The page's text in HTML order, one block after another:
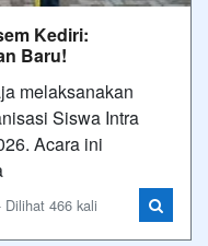
Kediri:
Baru!
melaksanakan
Siswa Intra
Acara ini
466 kali